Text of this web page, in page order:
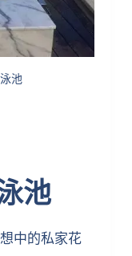
池
池
中的私家花